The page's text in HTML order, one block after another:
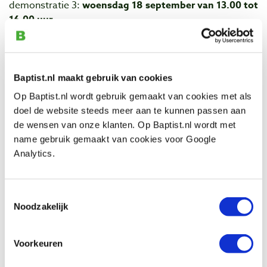
Baptist.nl maakt gebruik van cookies
Op Baptist.nl wordt gebruik gemaakt van cookies met als
doel de website steeds meer aan te kunnen passen aan
de wensen van onze klanten. Op Baptist.nl wordt met
name gebruik gemaakt van cookies voor Google
Analytics.
Noodzakelijk
Voorkeuren
demonstratie 3:woensdag 18 september van 13.00 tot
16.00 uur
demonstratie 4:
woensdag 18 september van 18.00
tot 21.00 uur
Na aanmelding ontvangt u direct een bevestiging via e-
mail en enkele dagen later ook per post.
Speciale korting voor demonstratie bezoekers!
Bezoekers van de demonstraties kunnen op de demo
dagen profiteren van
dinsdag 17 en woensdag 18 september is de winkel
Baptist voor Houtbewerkers normaal geopend van 9.00
18.00 tot 21.00 uur, zijn na 21.00 uur nog van harte
uitgenodigd in de winkel. De koffie staat voor u klaar!